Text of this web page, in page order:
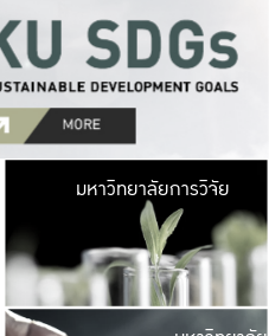
มหาวิ
มีพื้นที่เขียวสดใส
เป็นป่าในเมือง เกษต
มหาวิทยาลัยการวิจัย
มหาวิ